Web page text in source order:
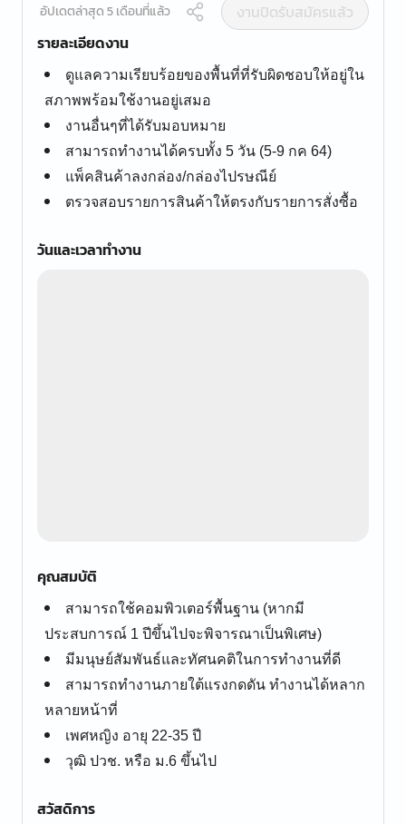
อัปเดตล่าสุด 5 เดือนที่แล้ว
งานปิดรับสมัครแล้ว
รายละเอียดงาน
ดูแลความเรียบร้อยของพื้นที่ที่รับผิดชอบให้อยู่ใน
สภาพพร้อมใช้งานอยู่เสมอ
งานอื่นๆที่ได้รับมอบหมาย
สามารถทำงานได้ครบทั้ง 5 วัน (5-9 กค 64)
แพ็คสินค้าลงกล่อง/กล่องไปรษณีย์
ตรวจสอบรายการสินค้าให้ตรงกับรายการสั่งซื้อ
วันและเวลาทำงาน
คุณสมบัติ
สามารถใช้คอมพิวเตอร์พื้นฐาน (หากมี
ประสบการณ์ 1 ปีขึ้นไปจะพิจารณาเป็นพิเศษ)
มีมนุษย์สัมพันธ์และทัศนคติในการทำงานที่ดี
สามารถทำงานภายใต้แรงกดดัน ทำงานได้หลาก
หลายหน้าที่
เพศหญิง อายุ 22-35 ปี
วุฒิ ปวช. หรือ ม.6 ขึ้นไป
สวัสดิการ